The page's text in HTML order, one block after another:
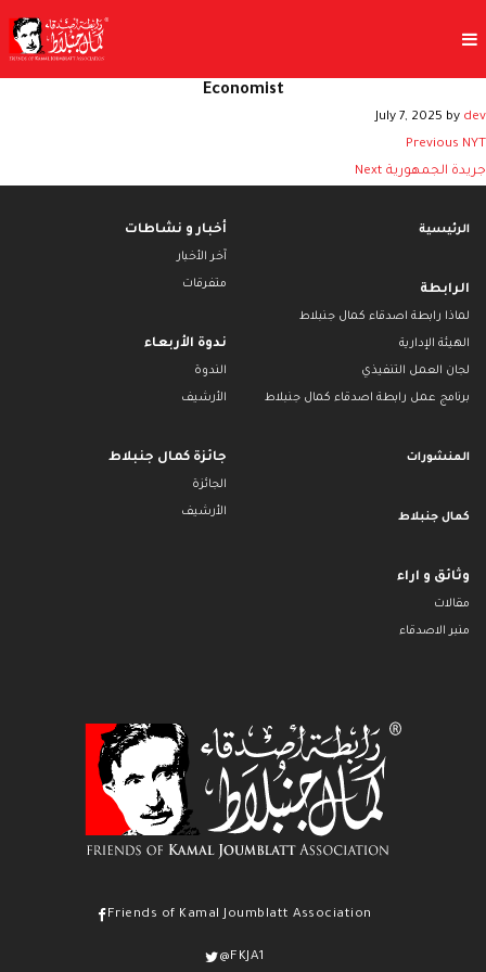
Economist
July 7, 2025 by dev
Previous NYT
Next جريدة الجمهورية
Friends of Kamal Joumblatt Association
@FKJA1
أخبار و نشاطات
آخر الأخبار
متفرقات
ندوة الأربعاء
الندوة
الأرشيف
جائزة كمال جنبلاط
الجائزة
الأرشيف
الرئيسية
الرابطة
لماذا رابطة اصدقاء كمال جنبلاط
الهيئة الإدارية
لجان العمل التنفيذي
برنامج عمل رابطة اصدقاء كمال جنبلاط
المنشورات
كمال جنبلاط
وثائق و اراء
مقالات
منبر الاصدقاء